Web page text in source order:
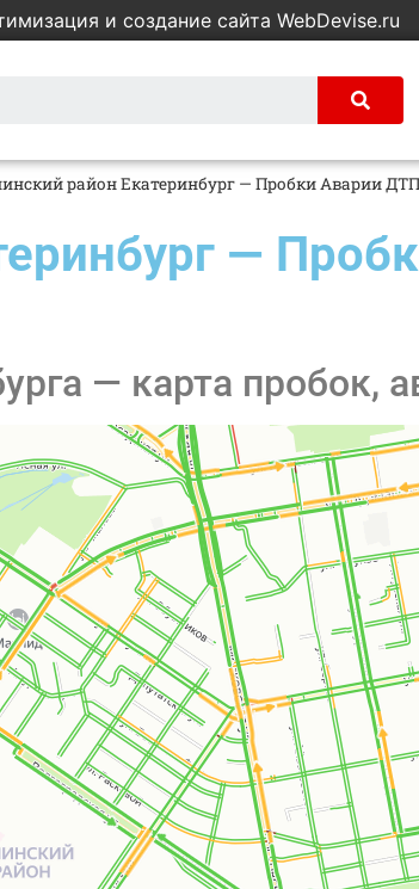
и создание сайта WebDevise.ru
район Екатеринбург — Пробки Аварии
—
— карта пробок,